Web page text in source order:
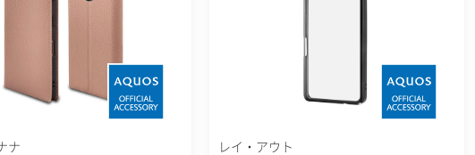
ナ
レイ・アウト